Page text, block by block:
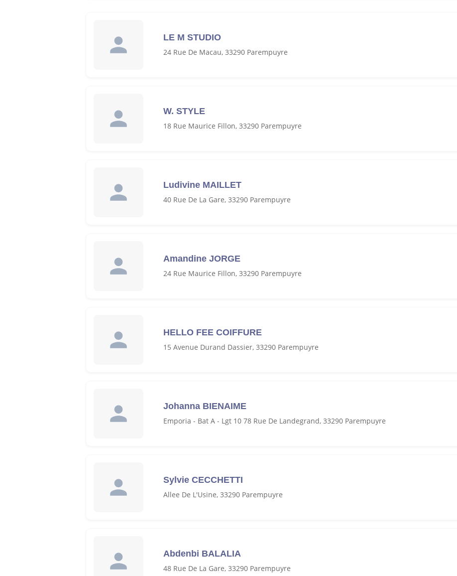
LE M STUDIO
24 Rue De Macau, 33290 Parempuyre
W. STYLE
18 Rue Maurice Fillon, 33290 Parempuyre
Ludivine MAILLET
40 Rue De La Gare, 33290 Parempuyre
Amandine JORGE
24 Rue Maurice Fillon, 33290 Parempuyre
HELLO FEE COIFFURE
15 Avenue Durand Dassier, 33290 Parempuyre
Johanna BIENAIME
Emporia - Bat A - Lgt 10 78 Rue De Landegrand, 33290 Parempuyre
Sylvie CECCHETTI
Allee De L'Usine, 33290 Parempuyre
Abdenbi BALALIA
48 Rue De La Gare, 33290 Parempuyre